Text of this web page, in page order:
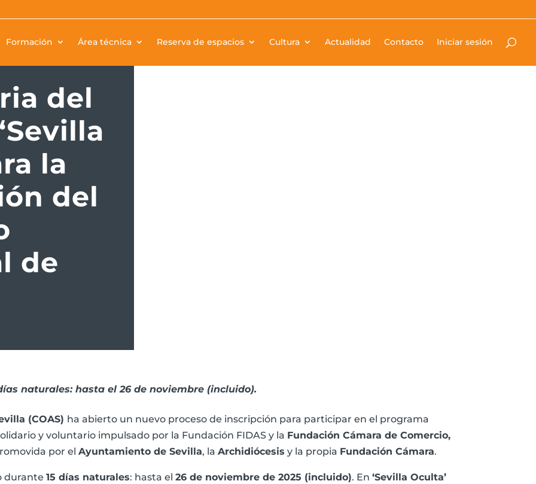
Formación Área técnica Reserva de espacios Cultura Actualidad Contacto Iniciar sesión
del
la
del
de
naturales: hasta el 26 de noviembre (incluido).
(COAS) ha abierto un nuevo proceso de inscripción para participar en el programa
y voluntario impulsado por la Fundación FIDAS y la Fundación Cámara de Comercio,
por elAyuntamiento de Sevilla, laArchidiócesis y la propia Fundación Cámara.
durante15 días naturales: hasta el26 de noviembre de 2025 (incluido). En‘Sevilla Oculta’